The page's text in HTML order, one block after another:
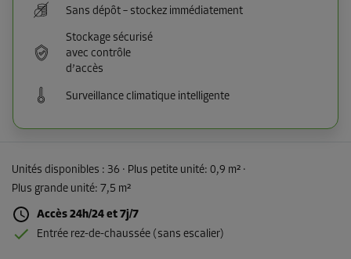
Sans dépôt – stockez immédiatement
Stockage sécurisé
avec contrôle
d’accès
Surveillance climatique intelligente
Unités disponibles : 36 · Plus petite unité: 0,9 m² ·
Plus grande unité: 7,5 m²
Accès 24h/24 et 7j/7
Entrée rez-de-chaussée (sans escalier)